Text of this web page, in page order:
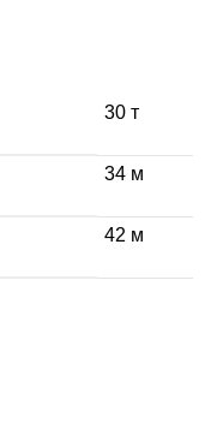
30 т
34 м
42 м